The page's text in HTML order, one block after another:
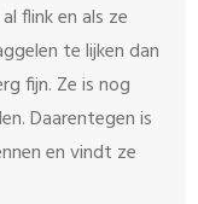
flink en als ze
te lijken dan
fijn. Ze is nog
Daarentegen is
en vindt ze